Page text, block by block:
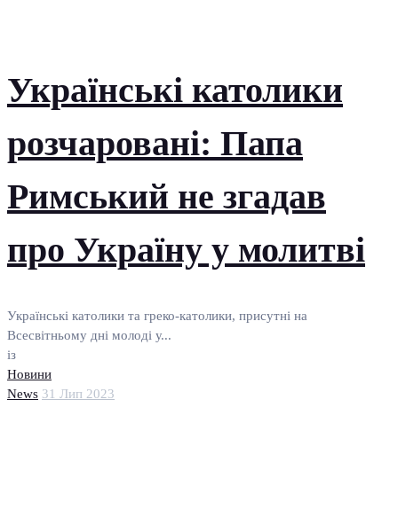
Українські католики
розчаровані: Папа
Римський не згадав
про Україну у молитві
Українські католики та греко-католики, присутні на
Всесвітньому дні молоді у...
із
Новини
News 31 Лип 2023